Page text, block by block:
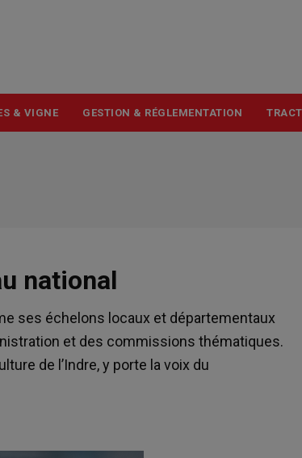
& VIGNE GESTION & RÉGLEMENTATION
national
ses échelons locaux et départementaux
et des commissions thématiques.
de l’Indre, y porte la voix du